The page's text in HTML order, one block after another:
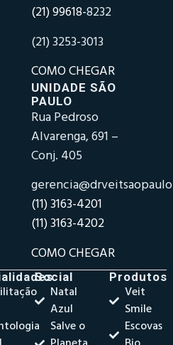
(21) 99618-8232
(21) 3253-3013
COMO CHEGAR
UNIDADE SÃO
PAULO
Rua Pedroso
Alvarenga, 691 –
Conj. 405
(11) 3163-4201
(11) 3163-4202
COMO CHEGAR
Social
Natal
Azul
Salve o
Produtos
Veit
Smile
Escovas